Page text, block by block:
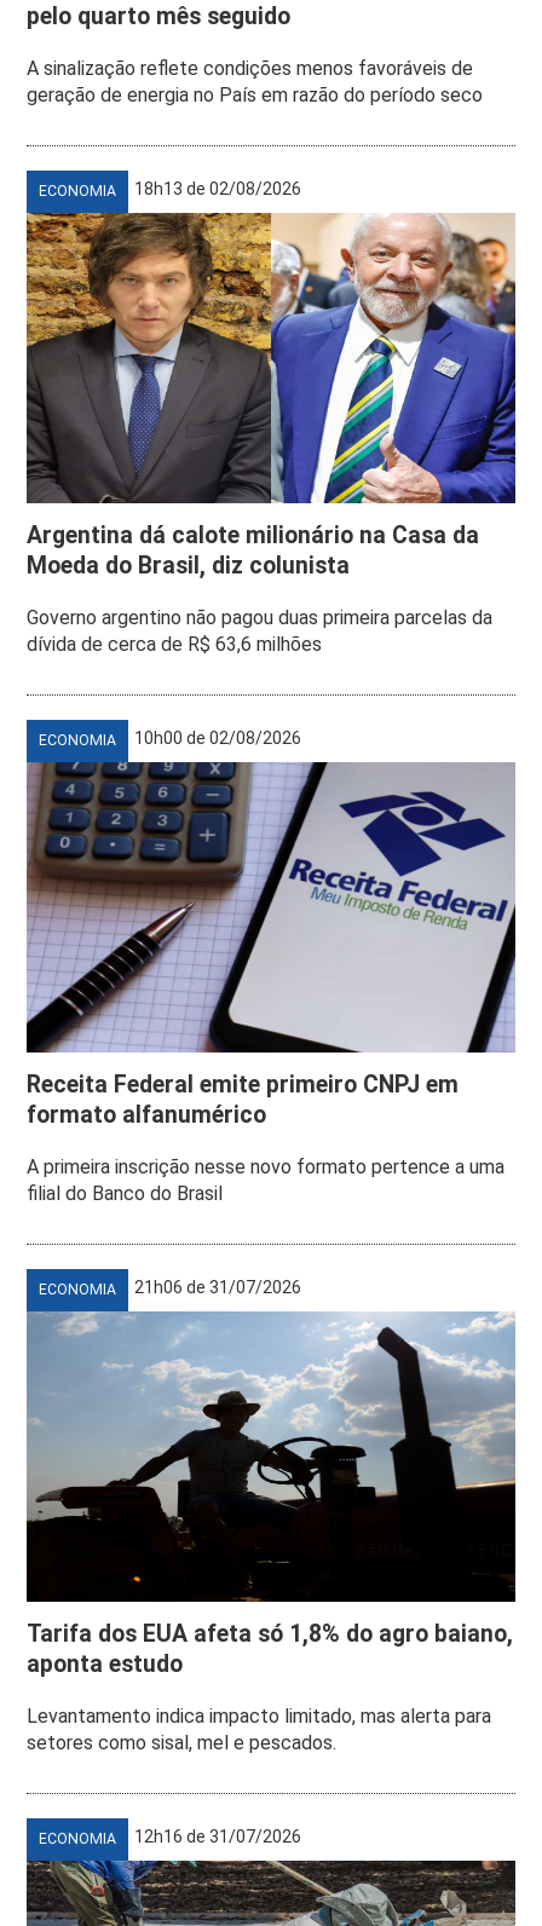
pelo quarto mês seguido
A sinalização reflete condições menos favoráveis de
geração de energia no País em razão do período seco
ECONOMIA 18h13 de 02/08/2026
Argentina dá calote milionário na Casa da
Moeda do Brasil, diz colunista
Governo argentino não pagou duas primeira parcelas da
dívida de cerca de R$ 63,6 milhões
ECONOMIA 10h00 de 02/08/2026
Receita Federal emite primeiro CNPJ em
formato alfanumérico
A primeira inscrição nesse novo formato pertence a uma
filial do Banco do Brasil
ECONOMIA 21h06 de 31/07/2026
Tarifa dos EUA afeta só 1,8% do agro baiano,
aponta estudo
Levantamento indica impacto limitado, mas alerta para
setores como sisal, mel e pescados.
ECONOMIA 12h16 de 31/07/2026